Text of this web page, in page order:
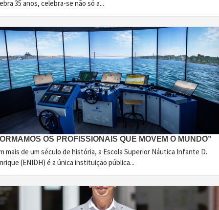
35 anos, celebra-se não só a...
OS PROFISSIONAIS QUE MOVEM O MUNDO”
mais de um século de história, a Escola Superior Náutica Infante D.
(ENIDH) é a única instituição pública...